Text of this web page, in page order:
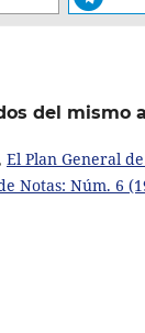
del mismo
El Plan General
Notas: Núm. 6